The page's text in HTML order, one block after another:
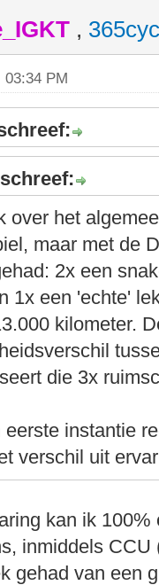
,
03:34 PM
over het
maar met de
2x een
1x een 'echte'
kilometer.
die 3x
eerste instantie
verschil uit
kan ik
inmiddels
gehad van een